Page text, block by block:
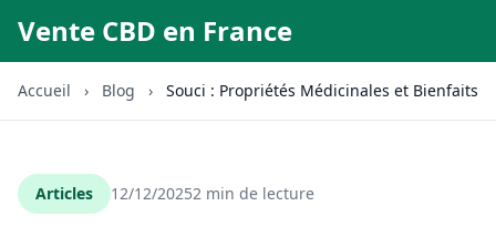
Vente CBD en France
Accueil › Blog › Souci : Propriétés Médicinales et Bienfaits
Articles 12/12/20252 min de lecture